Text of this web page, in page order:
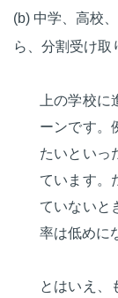
(b) 中学、高校
ら、分割受け取
上の学校
ーンです。
たいといっ
ています。
ていないと
率は低めに
とはいえ、